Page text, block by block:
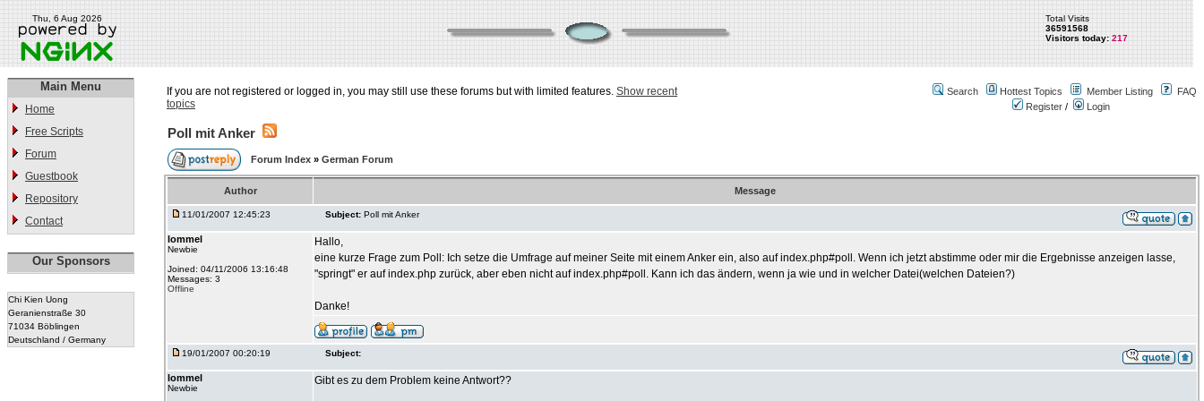
Thu, 6 Aug 2026
Total Visits
36591568
Visitors today: 217
Main Menu
Home
Free Scripts
Forum
Guestbook
Repository
Contact
Our Sponsors
Chi Kien Uong
Geranienstraße 30
71034 Böblingen
Deutschland / Germany
If you are not registered or logged in, you may still use these forums but with limited features. Show recent
topics
Search Hottest Topics Member Listing
FAQ
Register / Login
Poll mit Anker
Forum Index » German Forum
Author Message
11/01/2007 12:45:23 Subject: Poll mit Anker
lommel
Newbie
Joined: 04/11/2006 13:16:48
Messages: 3
Offline
Hallo,
eine kurze Frage zum Poll: Ich setze die Umfrage auf meiner Seite mit einem Anker ein, also auf index.php#poll. Wenn ich jetzt abstimme oder mir die Ergebnisse anzeigen lasse,
"springt" er auf index.php zurück, aber eben nicht auf index.php#poll. Kann ich das ändern, wenn ja wie und in welcher Datei(welchen Dateien?)
Danke!
19/01/2007 00:20:19 Subject:
lommel
Newbie
Gibt es zu dem Problem keine Antwort??